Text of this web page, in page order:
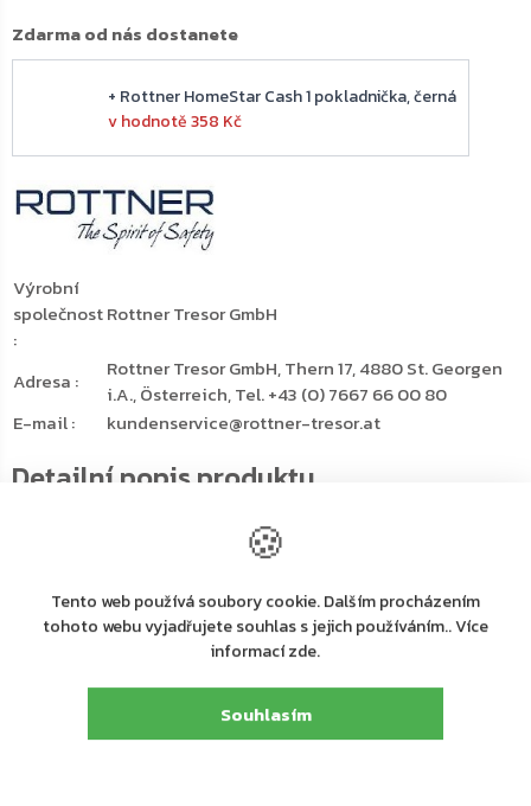
🍪
Tento web používá soubory cookie. Dalším procházením
tohoto webu vyjadřujete souhlas s jejich používáním.. Více
informací zde.
Souhlasím
Zdarma od nás dostanete
+ Rottner HomeStar Cash 1 pokladnička, černá
v hodnotě 358 Kč
Detailní popis produktu
Vhozový antracitový trezor nabízí výbornou možnost jak
celý trezor
V horní části trezoru se nachází bezpečný vhozový otvor s
ochranou proti nechtěnému vybrání uložen věcí přes
vhozový otvor
Hlavní dveře trezoru disponujíelektronickým zámkem
Jednoplášťový trezor je držitelem certifikátu
Výrobní
společnost
:
Rottner Tresor GmbH
Adresa :
Rottner Tresor GmbH, Thern 17, 4880 St. Georgen
i.A., Österreich, Tel. +43 (0) 7667 66 00 80
E-mail: kundenservice@rottner-tresor.at